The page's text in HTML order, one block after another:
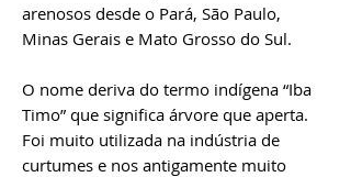
arenosos desde o Pará, São Paulo,
Minas Gerais e Mato Grosso do Sul.
O nome deriva do termo indígena “Iba
Timo” que significa árvore que aperta.
Foi muito utilizada na indústria de
curtumes e nos antigamente muito